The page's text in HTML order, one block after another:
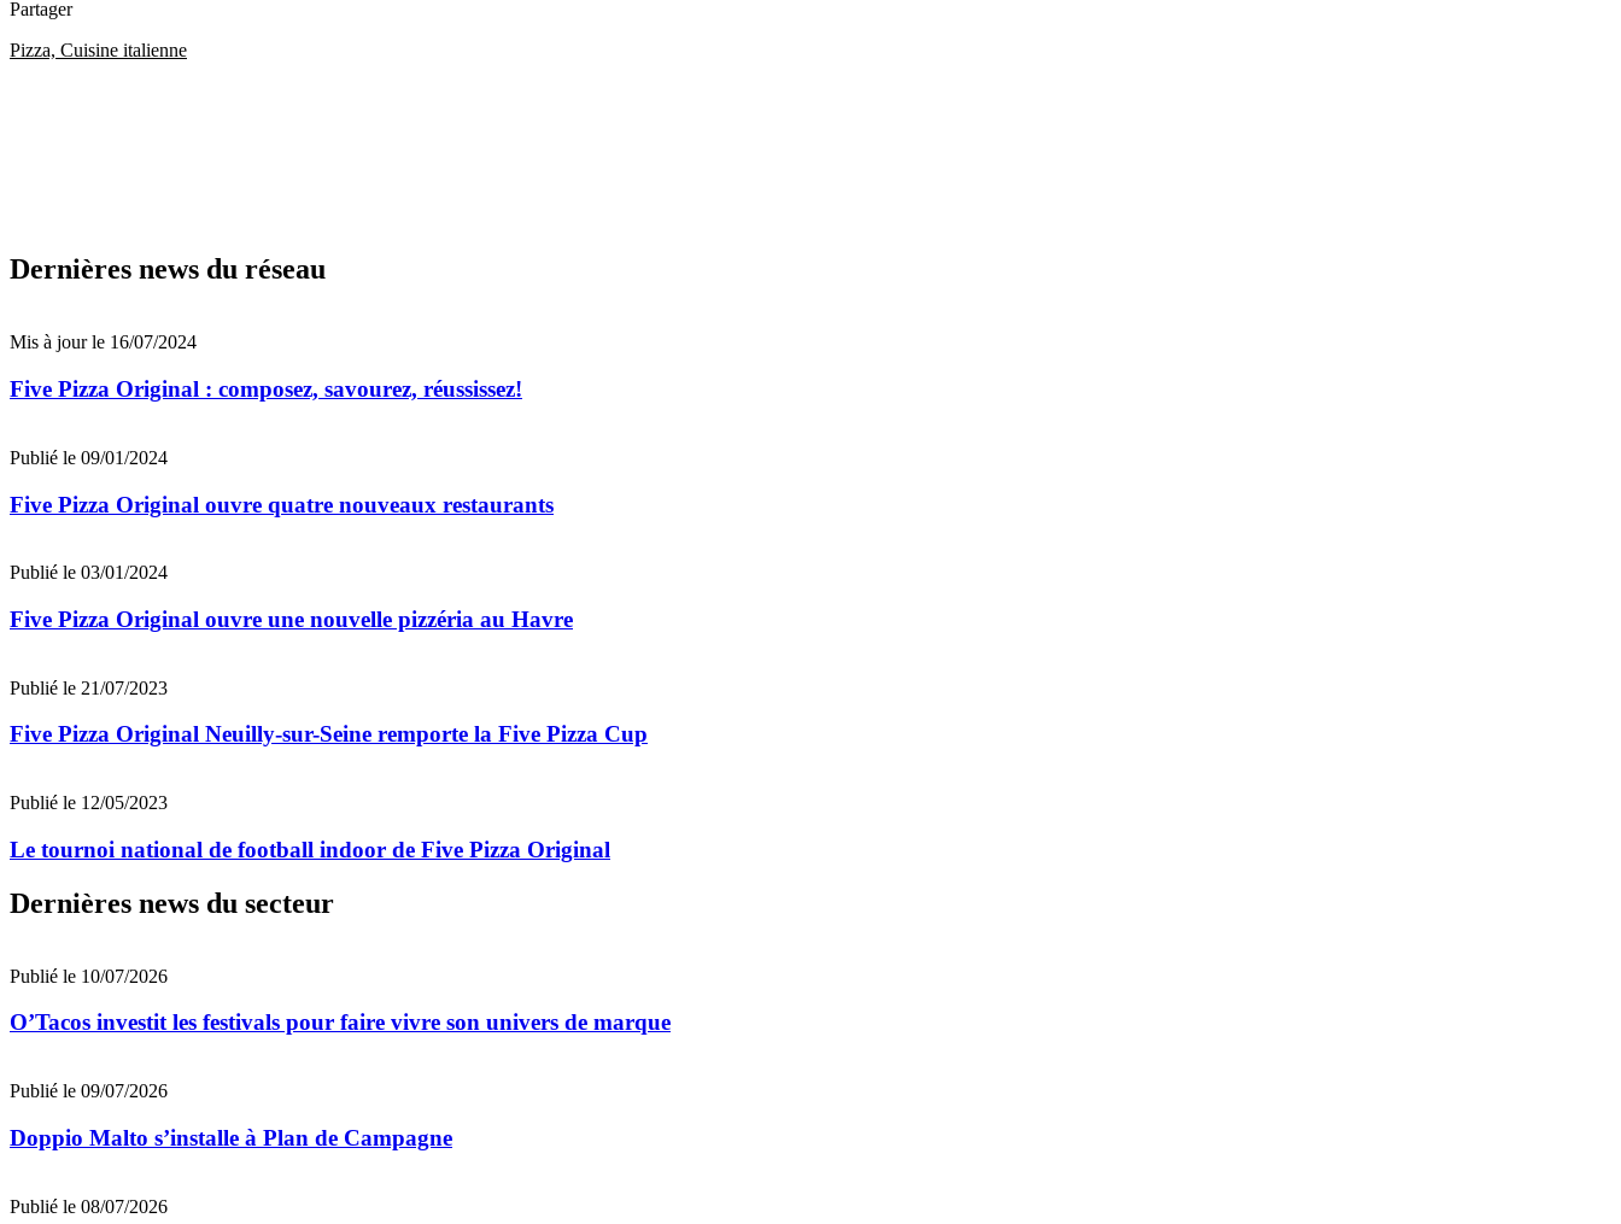
Partager
Pizza, Cuisine italienne
Dernières news du réseau
Mis à jour le 16/07/2024
Five Pizza Original : composez, savourez, réussissez!
Publié le 09/01/2024
Five Pizza Original ouvre quatre nouveaux restaurants
Publié le 03/01/2024
Five Pizza Original ouvre une nouvelle pizzéria au Havre
Publié le 21/07/2023
Five Pizza Original Neuilly-sur-Seine remporte la Five Pizza Cup
Publié le 12/05/2023
Le tournoi national de football indoor de Five Pizza Original
Dernières news du secteur
Publié le 10/07/2026
O’Tacos investit les festivals pour faire vivre son univers de marque
Publié le 09/07/2026
Doppio Malto s’installe à Plan de Campagne
Publié le 08/07/2026